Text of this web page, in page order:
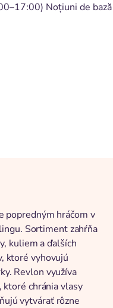
Noțiuni de bază
popredným hráčom v
Sortiment zahŕňa
kuliem a ďalších
ktoré vyhovujú
Revlon využíva
chránia vlasy
vytvárať rôzne